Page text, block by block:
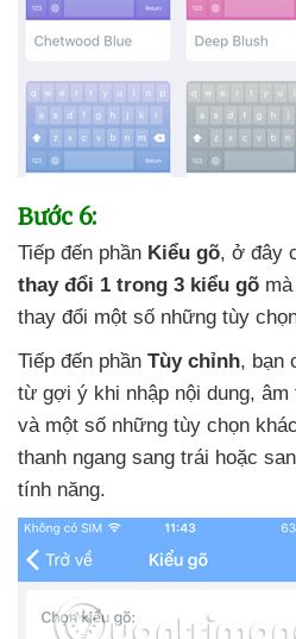
Bước 6:
Tiếp đến phần Kiểu gõ, ở đây
thay đổi 1 trong 3 kiểu gõ
thay đổi một số những tùy
Tiếp đến phần Tùy chỉnh, bạn
từ gợi ý khi nhập nội dung, âm
và một số những tùy chọn khác
thanh ngang sang trái hoặc
tính năng.